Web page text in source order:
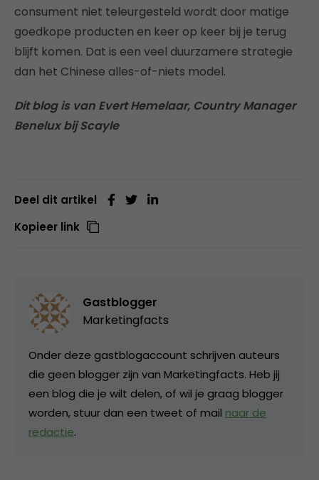
consument niet teleurgesteld wordt door matige
goedkope producten en keer op keer bij je terug
blijft komen. Dat is een veel duurzamere strategie
dan het Chinese alles-of-niets model.
Dit blog is van Evert Hemelaar, Country Manager
Benelux bij Scayle
Deel dit artikel
Kopieer link
Gastblogger
Marketingfacts
Onder deze gastblogaccount schrijven auteurs
die geen blogger zijn van Marketingfacts. Heb jij
een blog die je wilt delen, of wil je graag blogger
worden, stuur dan een tweet of mail naar de
redactie.